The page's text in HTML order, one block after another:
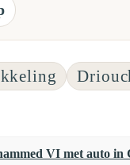
VI met auto in